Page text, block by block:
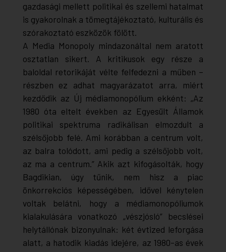
gazdasági mellett politikai és szellemi hatalmat
is gyakorolnak a tömegtájékoztató, kulturális és
szórakoztató eszközök fölött.
A Media Monopolymindazonáltal nem aratott
osztatlan sikert. A kritikusok egy része a
baloldal retorikáját vélte felfedezni a műben –
részben ez adhat magyarázatot arra, miért
kezdődik az Új médiamonopólium ekként: „Az
1980 óta eltelt években az Egyesült Államok
politikai spektruma radikálisan elmozdult a
szélsőjobb felé. Ami korábban a centrum volt,
az balra tolódott, ami pedig a szélsőjobb volt,
az ma a centrum.” Akik azt kifogásolták, hogy
Bagdikian, úgy tűnik, nem hisz a piac
önkorrekciós képességében, idővel kénytelen
voltak belátni, hogy a médiamonopóliumok
kialakulására vonatkozó „vészjósló” becslései
helytállónak bizonyulnak: két évtized leforgása
alatt, a hatodik kiadás idejére, az 1980-as évek